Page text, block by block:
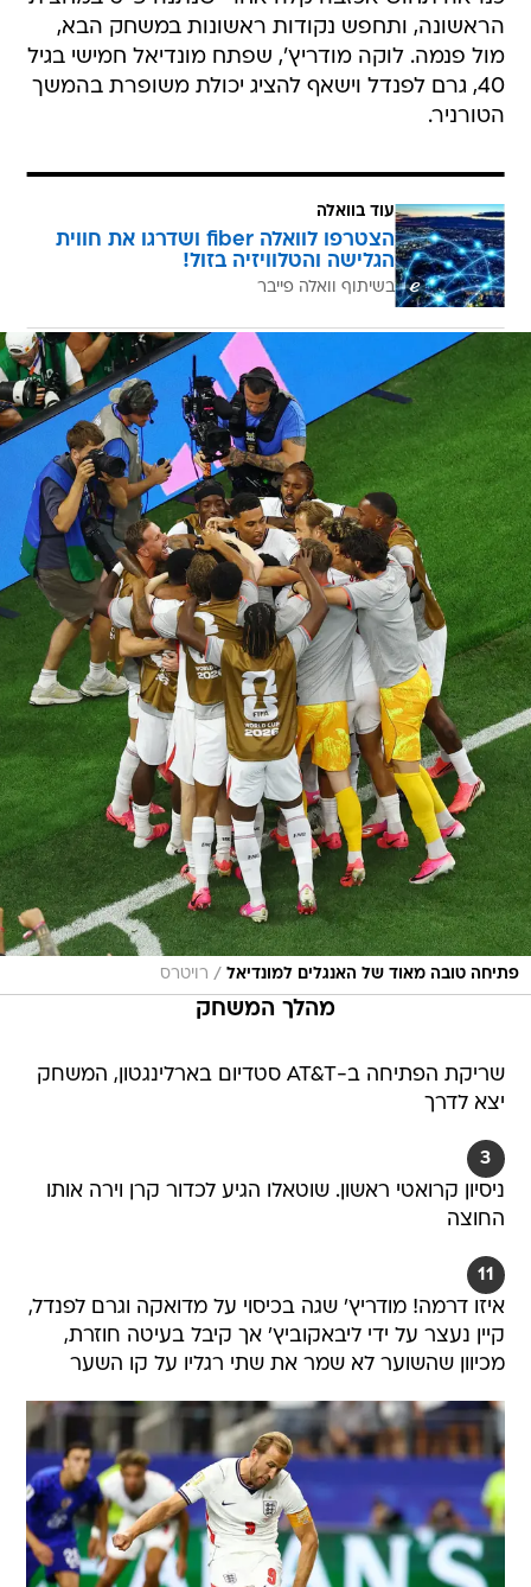
הראשונה, ותחפש נקודות ראשונות במשחק הבא,
מול פנמה. לוקה מודריץ', שפתח מונדיאל חמישי בגיל
40, גרם לפנדל וישאף להציג יכולת משופרת בהמשך
הטורניר.
עוד בוואלה
הצטרפו לוואלה fiber ושדרגו את חווית
הגלישה והטלוויזיה בזול!
בשיתוף וואלה פייבר
פתיחה טובה מאוד של האנגלים למונדיאל / רויטרס
מהלך המשחק
שריקת הפתיחה ב-AT&T סטדיום בארלינגטון, המשחק
יצא לדרך
3
ניסיון קרואטי ראשון. שוטאלו הגיע לכדור קרן וירה אותו
החוצה
11
איזו דרמה! מודריץ' שגה בכיסוי על מדואקה וגרם לפנדל,
קיין נעצר על ידי ליבאקוביץ' אך קיבל בעיטה חוזרת,
מכיוון שהשוער לא שמר את שתי רגליו על קו השער